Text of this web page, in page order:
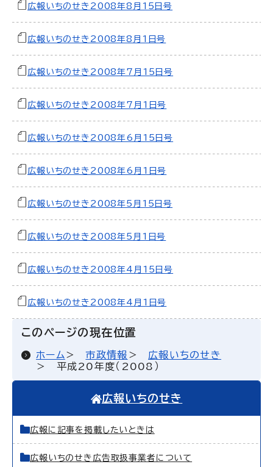
広報いちのせき2008年8月15日号
広報いちのせき2008年8月1日号
広報いちのせき2008年7月15日号
広報いちのせき2008年7月1日号
広報いちのせき2008年6月15日号
広報いちのせき2008年6月1日号
広報いちのせき2008年5月15日号
広報いちのせき2008年5月1日号
広報いちのせき2008年4月15日号
広報いちのせき2008年4月1日号
このページの現在位置
ホーム 市政情報
広報いちのせき
平成20年度（2008）
広報いちのせき
広報に記事を掲載したいときは
広報いちのせき広告取扱事業者について